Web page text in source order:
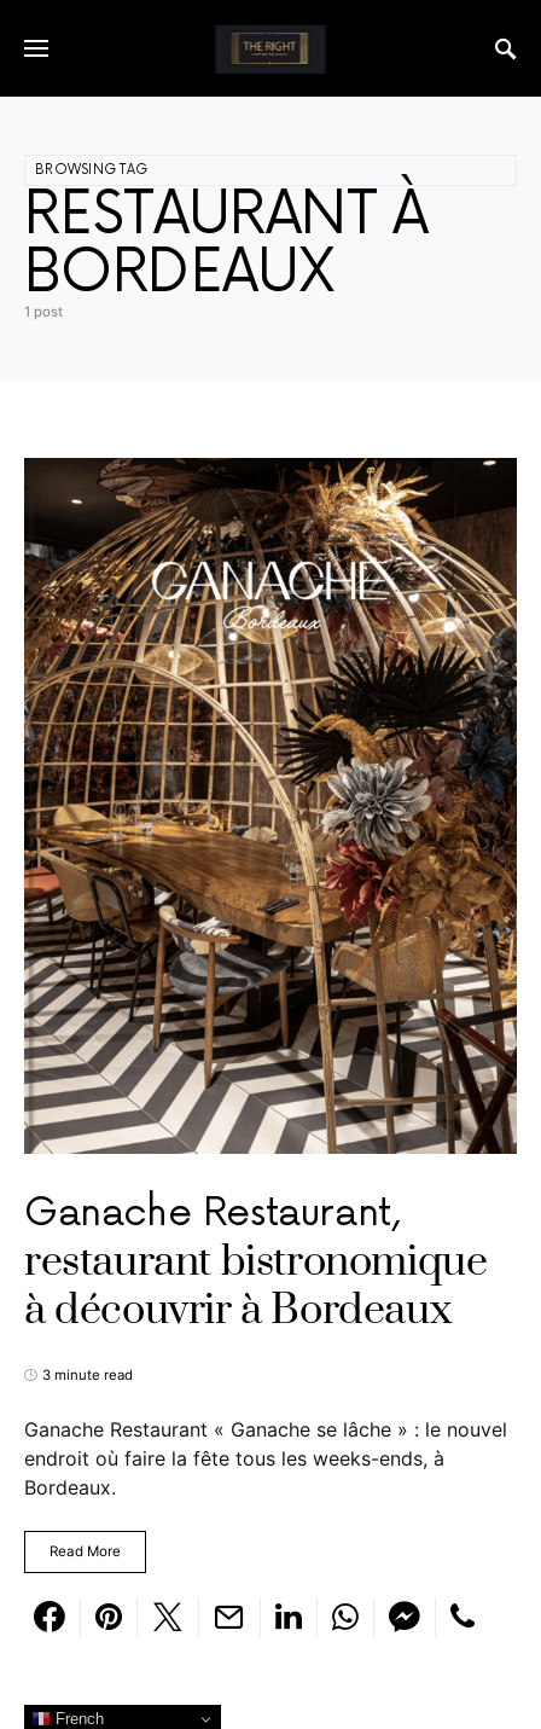
BROWSING TAG
RESTAURANT À
BORDEAUX
1 post
Ganache Restaurant,
restaurant bistronomique
à découvrir à Bordeaux
3 minute read
Ganache Restaurant « Ganache se lâche » : le nouvel
endroit où faire la fête tous les weeks-ends, à
Bordeaux.
Read More
French